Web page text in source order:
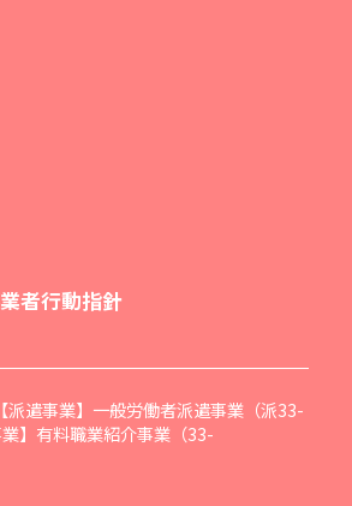
者行動指針
派遣事業】一般労働者派遣事業（派33-
】有料職業紹介事業（33-